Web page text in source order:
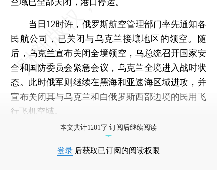
当日12时许，俄罗斯航空管理部门率先通知各
民航公司，已关闭与乌克兰接壤地区的领空。随
后，乌克兰宣布关闭全境领空，乌总统召开国家安
全和国防委员会紧急会议，乌克兰全境进入战时状
态。此时俄军则继续在黑海和亚速海区域进攻，并
宣布关闭其与乌克兰和白俄罗斯西部边境的民用飞
行飞机空域。
本文共计1201字 订阅后继续阅读
登录 后获取已订阅的阅读权限